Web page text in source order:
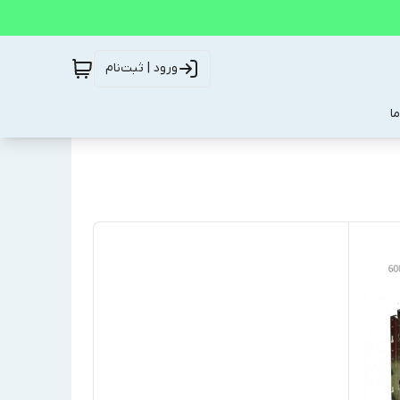
ورود | ثبت‌نام